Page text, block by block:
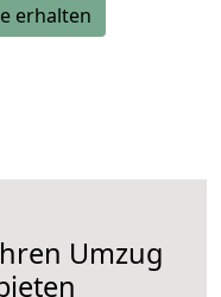
erhalten
Umzug